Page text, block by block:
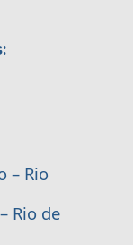
– Rio
Rio de